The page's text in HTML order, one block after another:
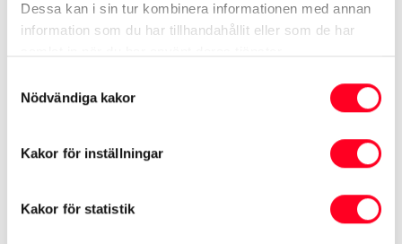
Dessa kan i sin tur kombinera informationen med annan
information som du har tillhandahållit eller som de har
Nödvändiga kakor
Kakor för inställningar
Kakor för statistik
Anläggning
Färger
Toyota Approved Used
Toyota Corolla Hybrid 1.8 ACTIVE / V-
HJUL / LED-RAMP
Årsmodell